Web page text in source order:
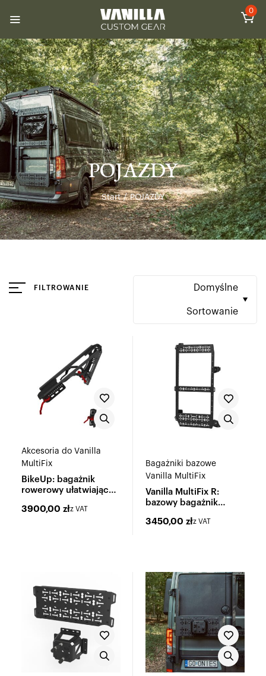
0
POJAZDY
Start / POJAZDY
FILTROWANIE Domyślne
Sortowanie
Akcesoria do Vanilla
MultiFix
BikeUp: bagażnik
rowerowy ułatwiający
3900,00 złz VAT
Bagażniki bazowe
Vanilla MultiFix
Vanilla MultiFix R:
bazowy bagażnik
3450,00 złz VAT